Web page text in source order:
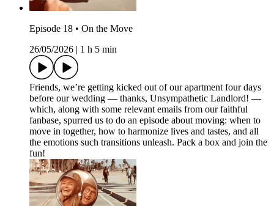
Episode 18 • On the Move
26/05/2026 | 1 h 5 min
Friends, we’re getting kicked out of our apartment four days
before our wedding — thanks, Unsympathetic Landlord! —
which, along with some relevant emails from our faithful
fanbase, spurred us to do an episode about moving: when to
move in together, how to harmonize lives and tastes, and all
the emotions such transitions unleash. Pack a box and join the
fun!